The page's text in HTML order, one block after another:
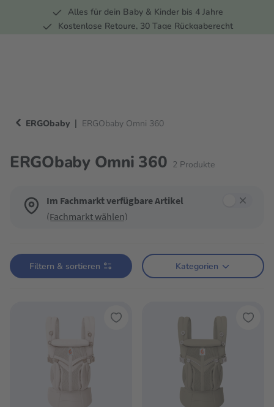
Zur Hauptnavigation springen
Alles für dein Baby & Kinder bis 4 Jahre
Kostenlose Retoure, 30 Tage Rückgaberecht
ERGObaby | ERGObaby Omni 360
ERGObaby Omni 360 2 Produkte
Im Fachmarkt verfügbare Artikel
(Fachmarkt wählen)
Filtern & sortieren Kategorien